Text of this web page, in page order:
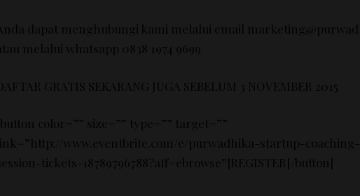
dapat menghubungi kami melalui email
melalui whatsapp 0838 1974 9699
GRATIS SEKARANG JUGA SEBELUM 3 NOVEMBER 2015
color=”” size=”” type=”” target=””
www.eventbrite.com/e/purwadhika-startup-
tickets-18789796788?aff=ebrowse”]REGISTER[/button]